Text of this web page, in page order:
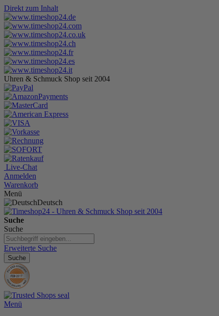
Direkt zum Inhalt
Uhren & Schmuck Shop seit 2004
Live-Chat
Anmelden
Warenkorb
Menü
Deutsch
Suche
Suche
Erweiterte Suche
Suche
Menü